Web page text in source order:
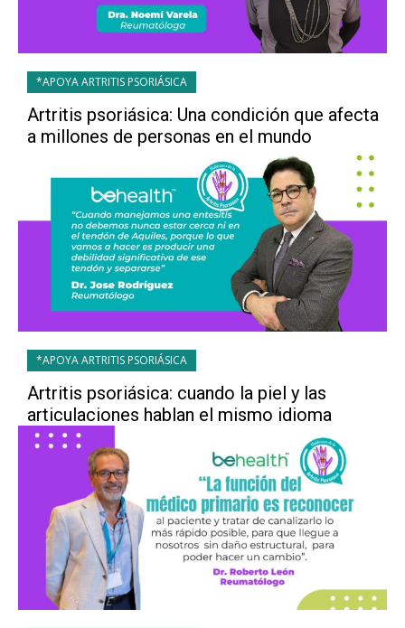
*APOYA ARTRITIS PSORIÁSICA
Artritis psoriásica: Una condición que afecta
a millones de personas en el mundo
*APOYA ARTRITIS PSORIÁSICA
Artritis psoriásica: cuando la piel y las
articulaciones hablan el mismo idioma